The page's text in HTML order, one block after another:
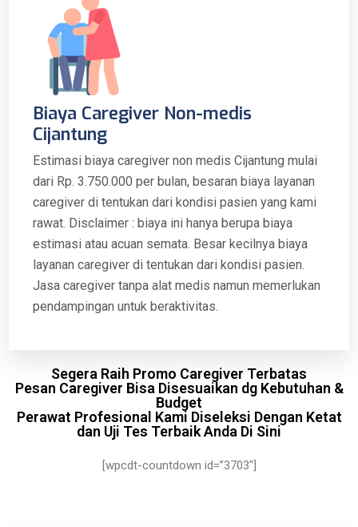
Biaya Caregiver Non-medis
Cijantung
Estimasi biaya caregiver non medis Cijantung mulai
dari Rp. 3.750.000 per bulan, besaran biaya layanan
caregiver di tentukan dari kondisi pasien yang kami
rawat. Disclaimer : biaya ini hanya berupa biaya
estimasi atau acuan semata. Besar kecilnya biaya
layanan caregiver di tentukan dari kondisi pasien.
Jasa caregiver tanpa alat medis namun memerlukan
pendampingan untuk beraktivitas.
Segera Raih Promo Caregiver Terbatas
Pesan Caregiver Bisa Disesuaikan dg Kebutuhan &
Budget
Perawat Profesional Kami Diseleksi Dengan Ketat
dan Uji Tes Terbaik Anda Di Sini
[wpcdt-countdown id=”3703″]